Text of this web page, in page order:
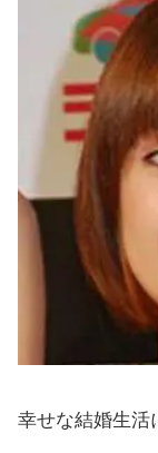
幸せな結婚生活